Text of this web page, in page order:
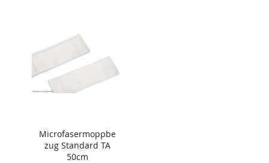
Microfasermoppbe
zug Standard TA
50cm